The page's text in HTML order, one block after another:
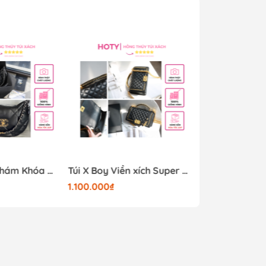
sản xuất kiểm soát chất lượng
để bạn có thể phát triển kinh doanh
Túi X C19 Da Nhám Khóa Vàng Dây Xích #7556 Có Hộp
Túi X Boy Viền xích Super Quai Kim Loại Vàng (Có hộp)
1.100.000₫